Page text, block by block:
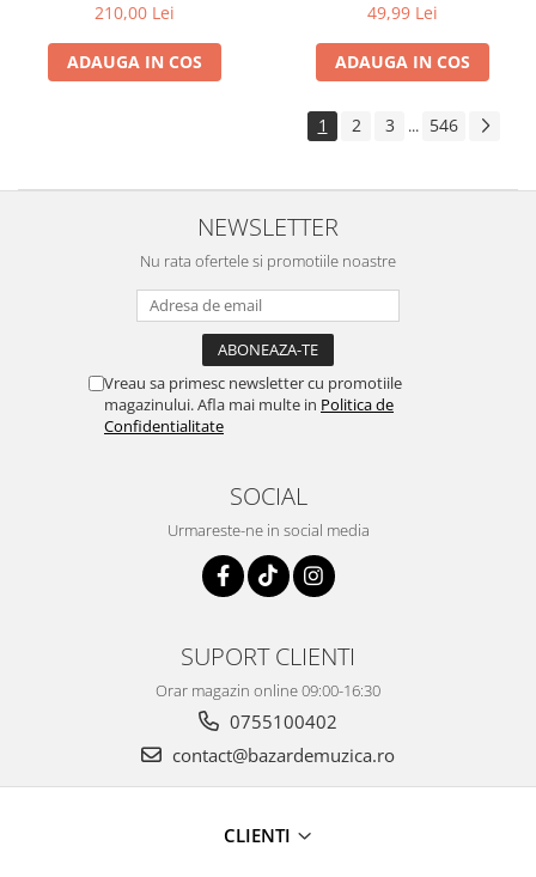
210,00 Lei
ADAUGA IN COS
49,99 Lei
ADAUGA IN COS
1 2 3 ... 546
NEWSLETTER
Nu rata ofertele si promotiile noastre
Vreau sa primesc newsletter cu promotiile
magazinului. Afla mai multe in Politica de
Confidentialitate
SOCIAL
Urmareste-ne in social media
SUPORT CLIENTI
Orar magazin online 09:00-16:30
0755100402
contact@bazardemuzica.ro
CLIENTI